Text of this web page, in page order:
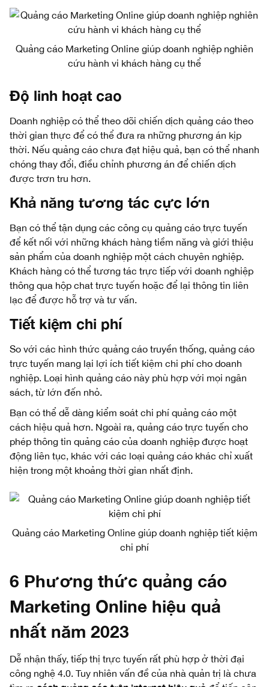
Quảng cáo Marketing Online giúp doanh nghiệp nghiên
cứu hành vi khách hàng cụ thể
Độ linh hoạt cao
Doanh nghiệp có thể theo dõi chiến dịch quảng cáo theo
thời gian thực để có thể đưa ra những phương án kịp
thời. Nếu quảng cáo chưa đạt hiệu quả, bạn có thể nhanh
chóng thay đổi, điều chỉnh phương án để chiến dịch
được trơn tru hơn.
Khả năng tương tác cực lớn
Bạn có thể tận dụng các công cụ quảng cáo trực tuyến
để kết nối với những khách hàng tiềm năng và giới thiệu
sản phẩm của doanh nghiệp một cách chuyên nghiệp.
Khách hàng có thể tương tác trực tiếp với doanh nghiệp
thông qua hộp chat trực tuyến hoặc để lại thông tin liên
lạc để được hỗ trợ và tư vấn.
Tiết kiệm chi phí
So với các hình thức quảng cáo truyền thống, quảng cáo
trực tuyến mang lại lợi ích tiết kiệm chi phí cho doanh
nghiệp. Loại hình quảng cáo này phù hợp với mọi ngân
sách, từ lớn đến nhỏ.
Bạn có thể dễ dàng kiểm soát chi phí quảng cáo một
cách hiệu quả hơn. Ngoài ra, quảng cáo trực tuyến cho
phép thông tin quảng cáo của doanh nghiệp được hoạt
động liên tục, khác với các loại quảng cáo khác chỉ xuất
hiện trong một khoảng thời gian nhất định.
Quảng cáo Marketing Online giúp doanh nghiệp tiết kiệm
chi phí
6 Phương thức quảng cáo
Marketing Online hiệu quả
nhất năm 2023
Dễ nhận thấy, tiếp thị trực tuyến rất phù hợp ở thời đại
công nghệ 4.0. Tuy nhiên vấn đề của nhà quản trị là chưa